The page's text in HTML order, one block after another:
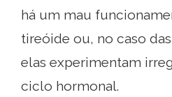
há um mau
tireóide ou, no caso
elas experimentam
ciclo hormonal.